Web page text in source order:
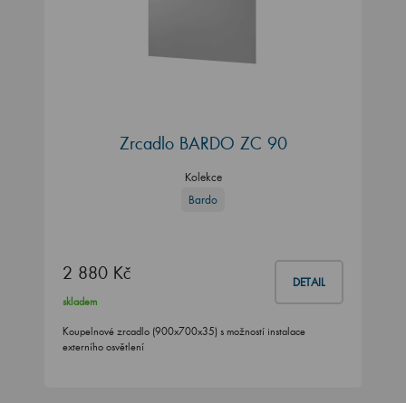
Zrcadlo BARDO ZC 90
Kolekce
Bardo
2 880 Kč DETAIL
skladem
Koupelnové zrcadlo (900x700x35) s možností instalace
externího osvětlení